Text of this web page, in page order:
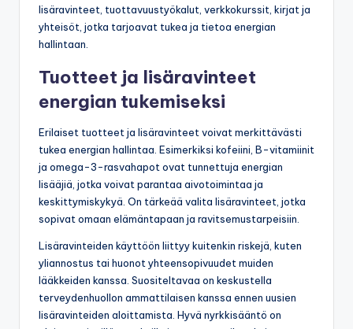
lisäravinteet, tuottavuustyökalut, verkkokurssit, kirjat ja
yhteisöt, jotka tarjoavat tukea ja tietoa energian
hallintaan.
Tuotteet ja lisäravinteet
energian tukemiseksi
Erilaiset tuotteet ja lisäravinteet voivat merkittävästi
tukea energian hallintaa. Esimerkiksi kofeiini, B-vitamiinit
ja omega-3-rasvahapot ovat tunnettuja energian
lisääjiä, jotka voivat parantaa aivotoimintaa ja
keskittymiskykyä. On tärkeää valita lisäravinteet, jotka
sopivat omaan elämäntapaan ja ravitsemustarpeisiin.
Lisäravinteiden käyttöön liittyy kuitenkin riskejä, kuten
yliannostus tai huonot yhteensopivuudet muiden
lääkkeiden kanssa. Suositeltavaa on keskustella
terveydenhuollon ammattilaisen kanssa ennen uusien
lisäravinteiden aloittamista. Hyvä nyrkkisääntö on